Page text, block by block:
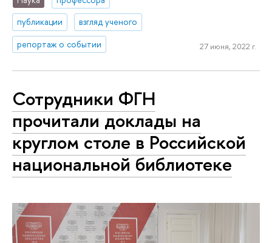
публикации
взгляд ученого
репортаж о событии
27 июня, 2022 г.
Сотрудники ФГН
прочитали доклады на
круглом столе в Российской
национальной библиотеке